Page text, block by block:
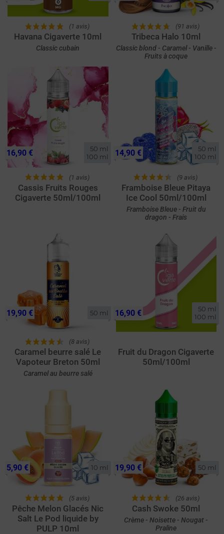
(1 avis)
Havana Cigaverte 10ml
Classic cubain
(91 avis)
Tribeca Halo 10ml
Classic blond - Caramel - Vanille -
Fruits à coque
50 ml
100 ml
(1 avis)
Cassis Fruits Rouges
Cigaverte 50ml/100ml
16,90 €
50 ml
100 ml
(9 avis)
Framboise Bleue Pitaya
Ice Cool 50ml/100ml
Framboise Bleue - Fruit du
dragon - Frais
14,90 €
50 ml
(8 avis)
Caramel beurre salé Le
Vapoteur Breton 50ml
Caramel au beurre salé
19,90 €
50 ml
100 ml
Fruit du Dragon Cigaverte
50ml/100ml
16,90 €
10 ml
(5 avis)
Pêche Melon Glacés Nic
Salt Le Pod liquide by
PULP 10ml
5,90 € 50 ml
(26 avis)
Cash Swoke 50ml
Crème - Noisette - Nougat -
Praline
19,90 €